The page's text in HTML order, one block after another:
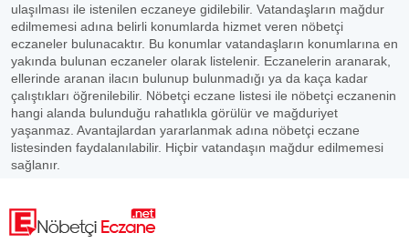
ulaşılması ile istenilen eczaneye gidilebilir. Vatandaşların mağdur
edilmemesi adına belirli konumlarda hizmet veren nöbetçi
eczaneler bulunacaktır. Bu konumlar vatandaşların konumlarına en
yakında bulunan eczaneler olarak listelenir. Eczanelerin aranarak,
ellerinde aranan ilacın bulunup bulunmadığı ya da kaça kadar
çalıştıkları öğrenilebilir. Nöbetçi eczane listesi ile nöbetçi eczanenin
hangi alanda bulunduğu rahatlıkla görülür ve mağduriyet
yaşanmaz. Avantajlardan yararlanmak adına nöbetçi eczane
listesinden faydalanılabilir. Hiçbir vatandaşın mağdur edilmemesi
sağlanır.